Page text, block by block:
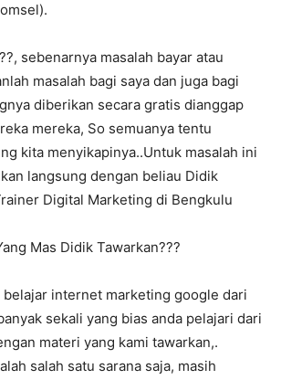
sebenarnya masalah bayar atau
masalah bagi saya dan juga bagi
diberikan secara gratis dianggap
mereka, So semuanya tentu
kita menyikapinya..Untuk masalah ini
langsung dengan beliau Didik
Digital Marketing di Bengkulu
Mas Didik Tawarkan???
belajar internet marketing google dari
sekali yang bias anda pelajari dari
materi yang kami tawarkan,.
salah satu sarana saja, masih